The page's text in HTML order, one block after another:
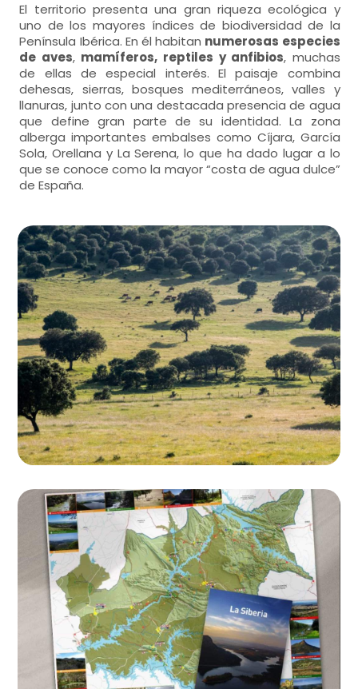
El territorio presenta una gran riqueza ecológica y
uno de los mayores índices de biodiversidad de la
Península Ibérica. En él habitan numerosas especies
de aves, mamíferos, reptiles y anfibios, muchas
de ellas de especial interés. El paisaje combina
dehesas, sierras, bosques mediterráneos, valles y
llanuras, junto con una destacada presencia de agua
que define gran parte de su identidad. La zona
alberga importantes embalses como Cíjara, García
Sola, Orellana y La Serena, lo que ha dado lugar a lo
que se conoce como la mayor “costa de agua dulce”
de España.